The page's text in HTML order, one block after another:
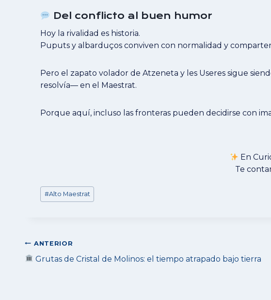
Del conflicto al buen humor
Hoy la rivalidad es historia.
Puputs y albarduços conviven con normalidad y
Pero el zapato volador de Atzeneta y les Useres sigue
resolvía— en el Maestrat.
Porque aquí, incluso las fronteras pueden decidirse con
En
Te
Etiquetas
de
#Alto Maestrat
Navegación
de
ANTERIOR
Grutas de Cristal de Molinos: el tiempo atrapado bajo tierra